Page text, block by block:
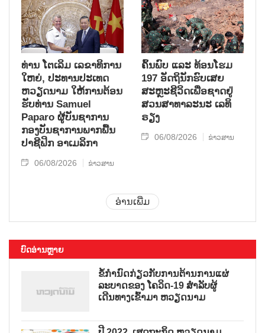
ທ່ານ ໂຕ​ເລິມ ເລ​ຂາ​ທິ​ການ​
ໃຫຍ່, ປະ​ທານ​ປະ​ເທດ ​
ຫວຽດ​ນາມ ໃຫ້​ການ​ຕ້ອນ​
ຮັບ​ທ່ານ Samuel
Paparo ຜູ້​ບັນ​ຊາ​ການ
ກອງ​ບັນ​ຊາ​ການພາກ​ພື້ນ​
ປາ​ຊີ​ຟິກ ອາ​ເມ​ລິ​ກາ
06/08/2026 ຂ່າວສານ
ຄົ້ນ​ພົບ ແລະ ທ້ອນ​ໂຮມ
197 ອັດ​ຖິ​ນັກ​ຮົບ​ເສຍ​
ສະຫຼະ​ຊີ​ວິດ​ເພື່ອ​ຊາດ​ຢູ່​
ສວນ​ສາ​ທາ​ລະ​ນະ ເລ​ທິ​
ຣຽງ
06/08/2026 ຂ່າວສານ
ອ່ານເພີ່ມ
ບົດອ່ານຫຼາຍ
ຂໍ້ກຳນົດກ່ຽວກັບການຕ້ານການແຜ່
ລະບາດຂອງ ໂຄວິດ-19 ສຳລັບຜູ້
ເດີນທາງເຂົ້າມາ ຫວຽດນາມ